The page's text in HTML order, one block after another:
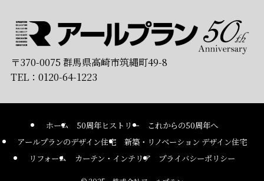
〒370-0075 群馬県高崎市筑縄町49-8
TEL：0120-64-1223
ホーム 50周年ヒストリー
これからの50周年へ
アールプランのデザイン住宅
新築・リノベーション デザイン住宅
リフォーム
カーテン・インテリア プライバシーポリシー